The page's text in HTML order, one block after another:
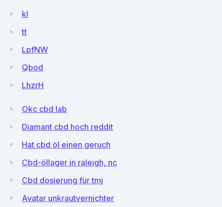
kl
tt
LpfNW
Qbod
LhzrH
Okc cbd lab
Diamant cbd hoch reddit
Hat cbd öl einen geruch
Cbd-öllager in raleigh, nc
Cbd dosierung für tmj
Avatar unkrautvernichter